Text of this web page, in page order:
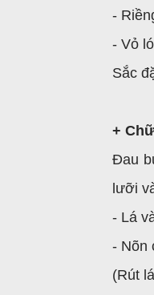
-
- Vỏ
Sắc
+
Đau
lưỡi
- Lá
- Nõn
(Rút